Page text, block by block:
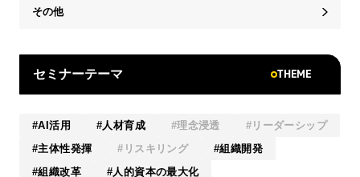
その他
セミナーテーマ THEME
AI活用 人材育成 理念浸透
リーダーシップ
主体性発揮
リスキリング
組織開発
組織改革
人的資本の最大化